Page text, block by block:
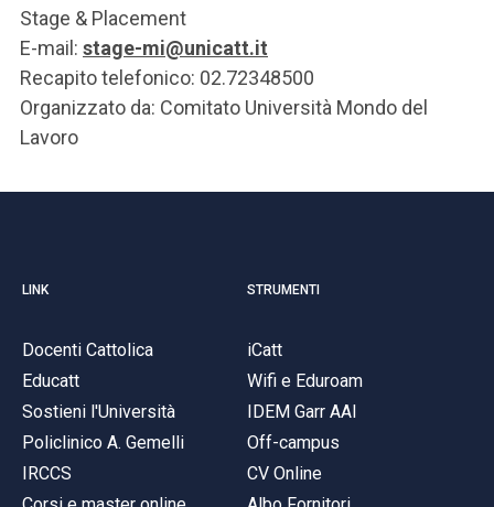
Stage & Placement
E-mail: stage-mi@unicatt.it
Recapito telefonico: 02.72348500
Organizzato da: Comitato Università Mondo del
Lavoro
LINK
Docenti Cattolica
Educatt
Sostieni l'Università
Policlinico A. Gemelli
IRCCS
STRUMENTI
iCatt
Wifi e Eduroam
IDEM Garr AAI
Off-campus
CV Online